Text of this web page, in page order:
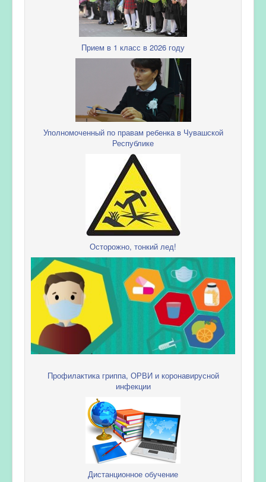
Прием в 1 класс в 2026 году
Уполномоченный по правам ребенка в Чувашской
Республике
Осторожно, тонкий лед!
Профилактика гриппа, ОРВИ и коронавирусной
инфекции
Дистанционное обучение